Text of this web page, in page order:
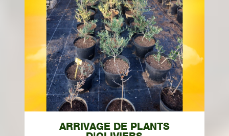
ARRIVAGE DE PLANTS